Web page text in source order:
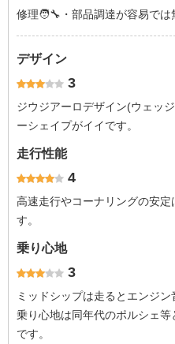
修理🧑‍🔧・部品調達が容易では
デザイン
3
ジウジアーロデザイン(ウェッ
ーシェイプがイイです。
走行性能
4
高速走行やコーナリングの安
す。
乗り心地
3
ミッドシップは走るとエンジ
乗り心地は同年代のポルシェ
です。